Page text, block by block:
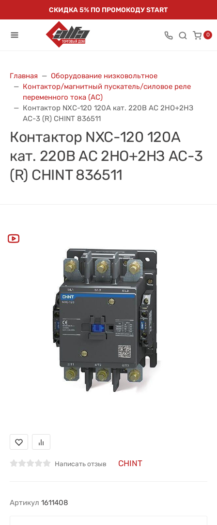
СКИДКА 5% ПО ПРОМОКОДУ START
0
Главная
Оборудование низковольтное
Контактор/магнитный пускатель/силовое реле
переменного тока (АС)
Контактор NXC-120 120А кат. 220В AC 2НО+2НЗ
AC-3 (R) CHINT 836511
Контактор NXC-120 120А
кат. 220В AC 2НО+2НЗ AC-3
(R) CHINT 836511
Написать отзыв CHINT
Артикул 1611408